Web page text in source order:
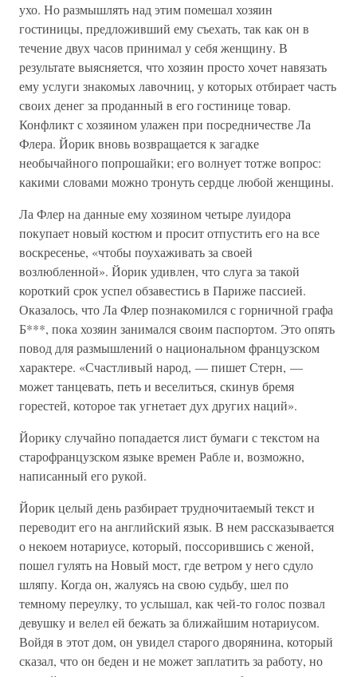
ухо. Но размышлять над этим помешал хозяин
гостиницы, предложивший ему съехать, так как он в
течение двух часов принимал у себя женщину. В
результате выясняется, что хозяин просто хочет навязать
ему услуги знакомых лавочниц, у которых отбирает часть
своих денег за проданный в его гостинице товар.
Конфликт с хозяином улажен при посредничестве Ла
Флера. Йорик вновь возвращается к загадке
необычайного попрошайки; его волнует тотже вопрос:
какими словами можно тронуть сердце любой женщины.
Ла Флер на данные ему хозяином четыре луидора
покупает новый костюм и просит отпустить его на все
воскресенье, «чтобы поухаживать за своей
возлюбленной». Йорик удивлен, что слуга за такой
короткий срок успел обзавестись в Париже пассией.
Оказалось, что Ла Флер познакомился с горничной графа
Б***, пока хозяин занимался своим паспортом. Это опять
повод для размышлений о национальном французском
характере. «Счастливый народ, — пишет Стерн, —
может танцевать, петь и веселиться, скинув бремя
горестей, которое так угнетает дух других наций».
Йорику случайно попадается лист бумаги с текстом на
старофранцузском языке времен Рабле и, возможно,
написанный его рукой.
Йорик целый день разбирает трудночитаемый текст и
переводит его на английский язык. В нем рассказывается
о некоем нотариусе, который, поссорившись с женой,
пошел гулять на Новый мост, где ветром у него сдуло
шляпу. Когда он, жалуясь на свою судьбу, шел по
темному переулку, то услышал, как чей-то голос позвал
девушку и велел ей бежать за ближайшим нотариусом.
Войдя в этот дом, он увидел старого дворянина, который
сказал, что он беден и не может заплатить за работу, но